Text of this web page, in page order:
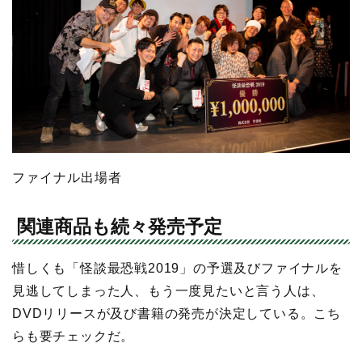
ファイナル出場者
関連商品も続々発売予定
惜しくも「怪談最恐戦2019」の予選及びファイナルを
見逃してしまった人、もう一度見たいと言う人は、
DVDリリースが及び書籍の発売が決定している。こち
らも要チェックだ。